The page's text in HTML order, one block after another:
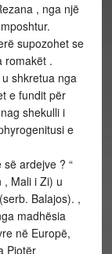
, nga një
supozohet se
romakët .
shkretua nga
e fundit për
shekulli i
e
ardejve ? “
, Mali i Zi) u
Balajos). ,
madhësia
në Europë,
Pjotër